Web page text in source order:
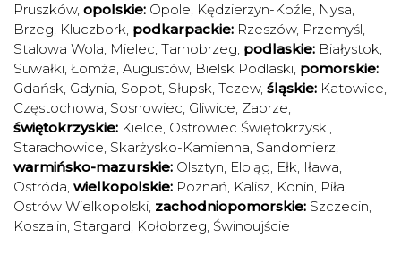
Pruszków, opolskie: Opole, Kędzierzyn-Koźle, Nysa,
Brzeg, Kluczbork, podkarpackie: Rzeszów, Przemyśl,
Stalowa Wola, Mielec, Tarnobrzeg, podlaskie: Białystok,
Suwałki, Łomża, Augustów, Bielsk Podlaski, pomorskie:
Gdańsk, Gdynia, Sopot, Słupsk, Tczew, śląskie: Katowice,
Częstochowa, Sosnowiec, Gliwice, Zabrze,
świętokrzyskie: Kielce, Ostrowiec Świętokrzyski,
Starachowice, Skarżysko-Kamienna, Sandomierz,
warmińsko-mazurskie: Olsztyn, Elbląg, Ełk, Iława,
Ostróda, wielkopolskie: Poznań, Kalisz, Konin, Piła,
Ostrów Wielkopolski, zachodniopomorskie: Szczecin,
Koszalin, Stargard, Kołobrzeg, Świnoujście